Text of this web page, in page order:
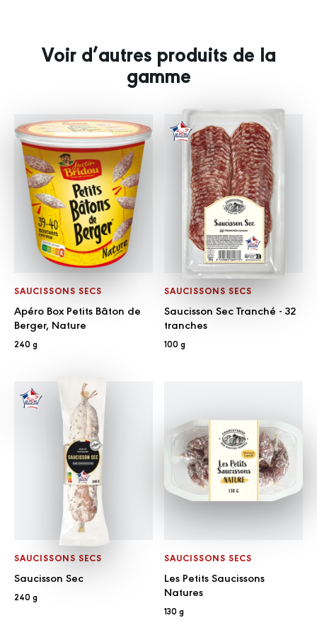
Voir d’autres produits de la
gamme
SAUCISSONS SECS
Apéro Box Petits Bâton de
Berger, Nature
240 g
SAUCISSONS SECS
Saucisson Sec Tranché - 32
tranches
100 g
SAUCISSONS SECS
Saucisson Sec
240 g
SAUCISSONS SECS
Les Petits Saucissons
Natures
130 g